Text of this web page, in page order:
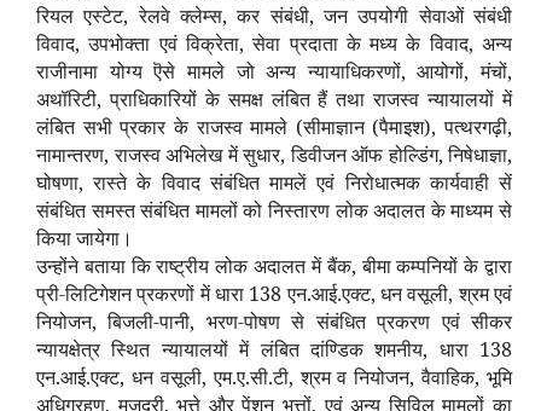
रियल एस्टेट, रेलवे क्लेम्स, कर संबंधी, जन उपयोगी सेवाओं संबंधी
विवाद, उपभोक्ता एवं विक्रेता, सेवा प्रदाता के मध्य के विवाद, अन्य
राजीनामा योग्य ऎसे मामले जो अन्य न्यायाधिकरणों, आयोगों, मंचों,
अथॉरिटी, प्राधिकारियों के समक्ष लंबित हैं तथा राजस्व न्यायालयों में
लंबित सभी प्रकार के राजस्व मामले (सीमाज्ञान (पैमाइश), पत्थरगढ़ी,
नामान्तरण, राजस्व अभिलेख में सुधार, डिवीजन ऑफ होल्डिंग, निषेधाज्ञा,
घोषणा, रास्ते के विवाद संबंधित मामलें एवं निरोधात्मक कार्यवाही सें
संबंधित समस्त संबंधित मामलों को निस्तारण लोक अदालत के माध्यम से
किया जायेगा।
उन्होंने बताया कि राष्ट्रीय लोक अदालत में बैंक, बीमा कम्पनियों के द्वारा
प्री-लिटिगेशन प्रकरणों में धारा 138 एन.आई.एक्ट, धन वसूली, श्रम एवं
नियोजन, बिजली-पानी, भरण-पोषण से संबंधित प्रकरण एवं सीकर
न्यायक्षेत्र स्थित न्यायालयों में लंबित दांण्डिक शमनीय, धारा 138
एन.आई.एक्ट, धन वसूली, एम.ए.सी.टी, श्रम व नियोजन, वैवाहिक, भूमि
अधिग्रहण, मजदूरी, भत्ते और पेंशन भत्तों, एवं अन्य सिविल मामलों का